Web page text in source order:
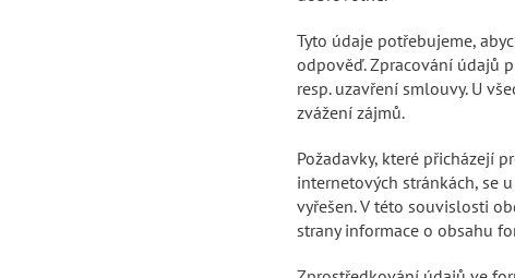
Tyto údaje potřebujeme,
odpověď. Zpracování údajů
resp. uzavření smlouvy. U
zvážení zájmů.
Požadavky, které přicházejí
internetových stránkách, se
vyřešen. V této souvislosti
strany informace o obsahu